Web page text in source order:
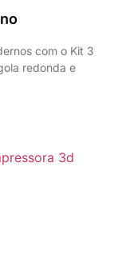
com o Kit 3
redonda e